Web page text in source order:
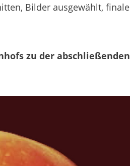
Bilder ausgewählt, finale
zu der abschließenden